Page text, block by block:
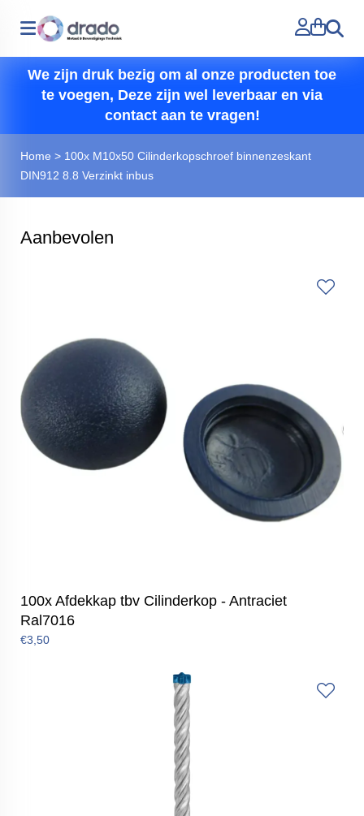
Zoeken
We zijn druk bezig om al onze producten toe
te voegen, Deze zijn wel leverbaar en via
contact aan te vragen!
Home > 100x M10x50 Cilinderkopschroef binnenzeskant
DIN912 8.8 Verzinkt inbus
Aanbevolen
100x Afdekkap tbv Cilinderkop - Antraciet
Ral7016
€3,50